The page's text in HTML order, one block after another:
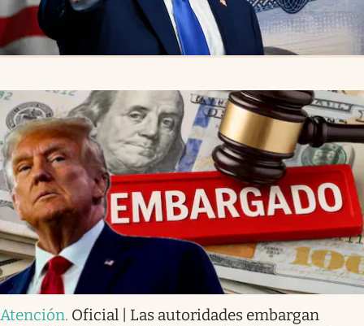
Atención. Oficial | Las autoridades embargan